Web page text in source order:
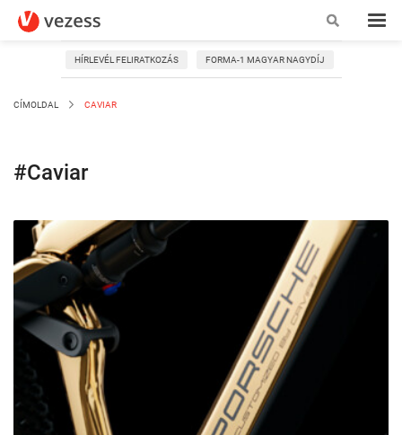
HÍRLEVÉL FELIRATKOZÁS FORMA-1 MAGYAR NAGYDÍJ
CÍMOLDAL CAVIAR
#Caviar